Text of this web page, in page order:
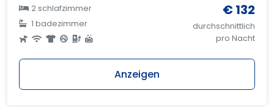
2 schlafzimmer
1 badezimmer
€ 132
durchschnittlich
pro Nacht
Anzeigen